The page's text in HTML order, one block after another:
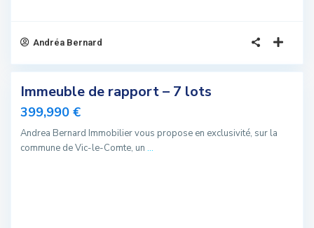
Andréa Bernard
Immeuble de rapport – 7 lots
399,990 €
Andrea Bernard Immobilier vous propose en exclusivité, sur la
commune de Vic-le-Comte, un ...